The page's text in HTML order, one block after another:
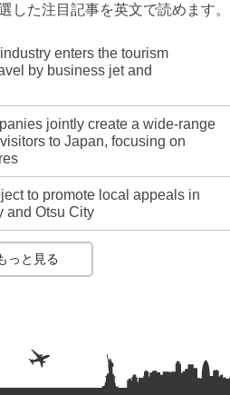
した注目記事を英文で読めます。
enters the tourism
by business jet and
jointly create a wide-range
to Japan, focusing on
to promote local appeals in
and Otsu City
っと見る